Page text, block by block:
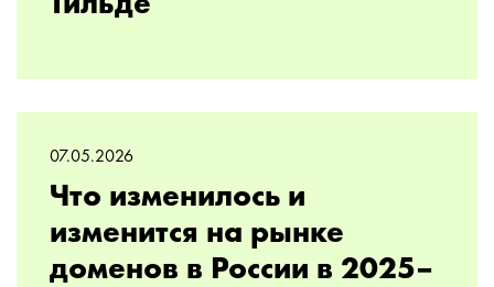
07.05.2026
Что изменилось и
изменится на рынке
доменов в России в 2025–